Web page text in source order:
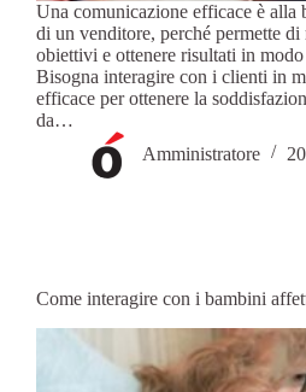
Una comunicazione efficace è alla
di un venditore, perché permette di
obiettivi e ottenere risultati in
Bisogna interagire con i clienti in
efficace per ottenere la
da…
Amministratore
Come interagire con i bambini